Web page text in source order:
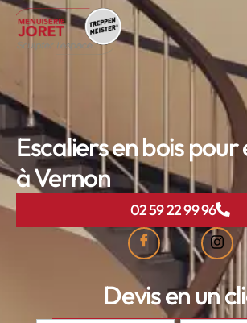
Escaliers en bois
à Vernon
02 59 22 99 96
Devis en un